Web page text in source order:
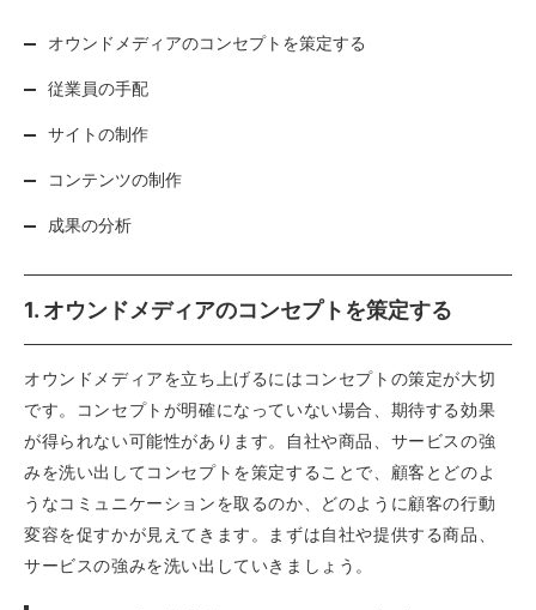
オウンドメディアのコンセプトを策定する
従業員の手配
サイトの制作
コンテンツの制作
成果の分析
1. オウンドメディアのコンセプトを策定する
オウンドメディアを立ち上げるにはコンセプトの策定が大切
です。コンセプトが明確になっていない場合、期待する効果
が得られない可能性があります。自社や商品、サービスの強
みを洗い出してコンセプトを策定することで、顧客とどのよ
うなコミュニケーションを取るのか、どのように顧客の行動
変容を促すかが見えてきます。まずは自社や提供する商品、
サービスの強みを洗い出していきましょう。